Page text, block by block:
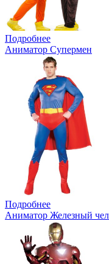
Подробнее
Аниматор Супермен
Подробнее
Аниматор Железный